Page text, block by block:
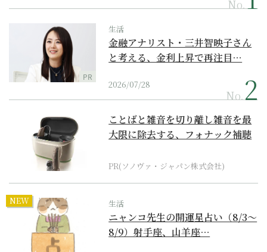
No.
PR
生活
金融アナリスト・三井智映子さん
と考える、金利上昇で再注目…
2026/07/28
No.
ことばと雑音を切り離し雑音を最
大限に除去する、フォナック補聴
PR(ソノヴァ・ジャパン株式会社)
NEW 生活
ニャンコ先生の開運星占い（8/3～
8/9）射手座、山羊座…